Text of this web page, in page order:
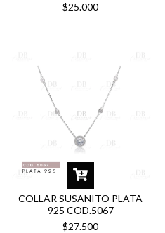
$25.000
COLLAR SUSANITO PLATA
925 COD.5067
$27.500